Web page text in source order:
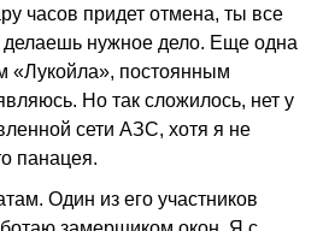
часов придет отмена, ты все
делаешь нужное дело. Еще одна
«Лукойла», постоянным
Но так сложилось, нет у
сети АЗС, хотя я не
панацея.
Один из его участников